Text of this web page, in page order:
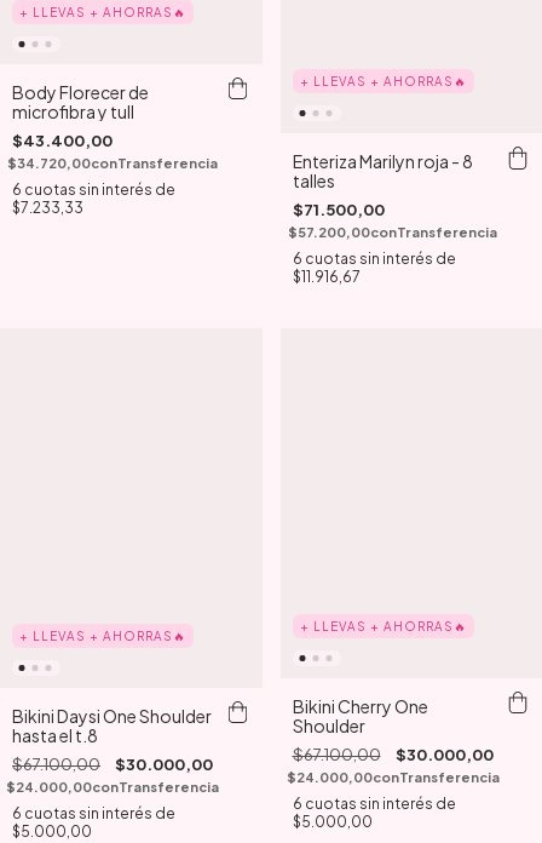
+ LLEVAS + AHORRAS🔥
Body Florecer de
microfibra y tull
$43.400,00
$34.720,00conTransferencia
6 cuotas sin interés de
$7.233,33
+ LLEVAS + AHORRAS🔥
Enteriza Marilyn roja - 8
talles
$71.500,00
$57.200,00conTransferencia
6 cuotas sin interés de
$11.916,67
+ LLEVAS + AHORRAS🔥
Bikini Daysi One Shoulder
hasta el t.8
$67.100,00 $30.000,00
$24.000,00conTransferencia
6 cuotas sin interés de
$5.000,00
+ LLEVAS + AHORRAS🔥
Bikini Cherry One
Shoulder
$67.100,00 $30.000,00
$24.000,00conTransferencia
6 cuotas sin interés de
$5.000,00